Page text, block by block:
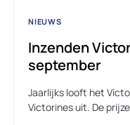
NIEUWS
Inzenden
september
Jaarlijks looft het
Victorines uit. De